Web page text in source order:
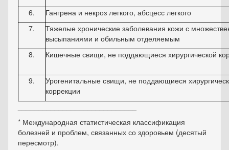
6.
Гангрена и некроз легкого, абсцесс легкого
7.
Тяжелые хронические заболевания кожи с
высыпаниями и обильным отделяемым
8.
Кишечные свищи, не поддающиеся хирургической
9.
Урогенитальные свищи, не поддающиеся
коррекции
* Международная статистическая классификация
болезней и проблем, связанных со здоровьем (десятый
пересмотр).